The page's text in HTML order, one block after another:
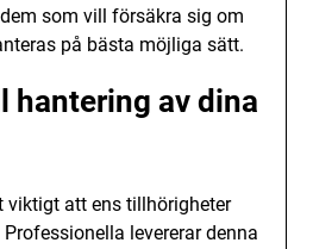
som vill försäkra sig om
på bästa möjliga sätt.
hantering av dina
viktigt att ens tillhörigheter
levererar denna